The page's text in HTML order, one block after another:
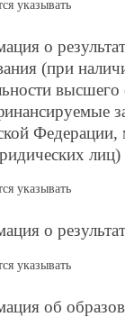
указывать
о
(при
Федерации,
лиц)
указывать
о
указывать
об